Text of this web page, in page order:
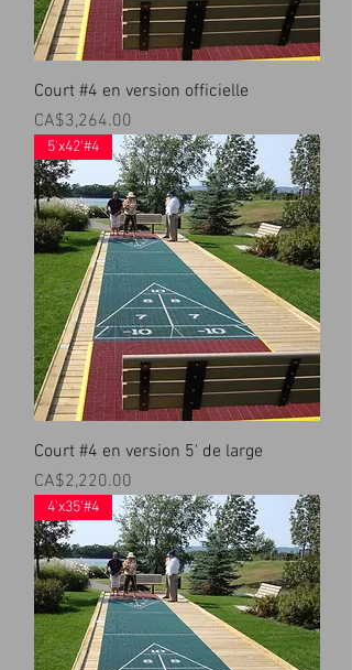
Court #4 en version officielle
Prix
CA$3,264.00
5'x42'#4
Court #4 en version 5' de large
Prix
CA$2,220.00
4'x35'#4